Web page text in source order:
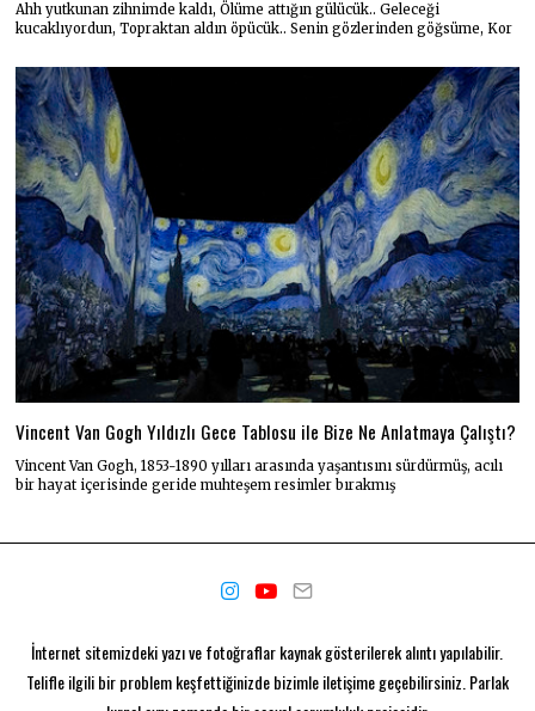
Ahh yutkunan zihnimde kaldı, Ölüme attığın gülücük.. Geleceği
kucaklıyordun, Topraktan aldın öpücük.. Senin gözlerinden göğsüme, Kor
Vincent Van Gogh Yıldızlı Gece Tablosu ile Bize Ne Anlatmaya Çalıştı?
Vincent Van Gogh, 1853-1890 yılları arasında yaşantısını sürdürmüş, acılı
bir hayat içerisinde geride muhteşem resimler bırakmış
İnternet sitemizdeki yazı ve fotoğraflar kaynak gösterilerek alıntı yapılabilir.
Telifle ilgili bir problem keşfettiğinizde bizimle iletişime geçebilirsiniz. Parlak